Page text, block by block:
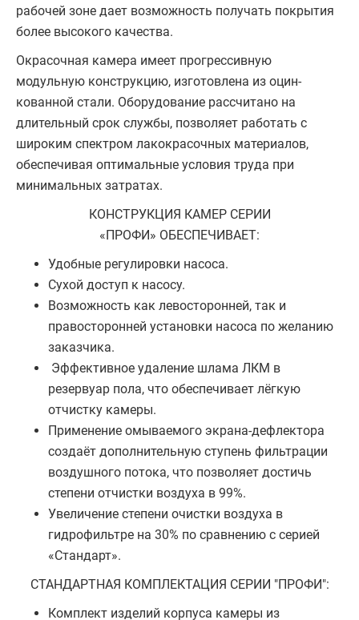
рабочей зоне дает возможность получать по­крытия
более высокого качества.
Окрасочная камера имеет прогрессивную
модульную конструкцию, изготовлена из оцин­
кованной стали. Оборудование рассчитано на
длительный срок службы, позволяет рабо­тать с
широким спектром лакокрасочных материалов,
обеспечивая оптимальные условия труда при
минимальных затратах.
КОНСТРУКЦИЯ КАМЕР СЕРИИ
«ПРОФИ» ОБЕСПЕЧИВАЕТ:
Удобные регулировки насоса.
Сухой доступ к насосу.
Возможность как левосторонней, так и
правосторонней установки насоса по желанию
заказчика.
Эффективное удаление шлама ЛКМ в
резервуар пола, что обеспечивает лёгкую
отчистку камеры.
Применение омываемого экрана-дефлектора
создаёт дополнительную ступень фильтрации
воздушного потока, что позволяет достичь
степени отчистки воздуха в 99%.
Увеличение степени очистки воздуха в
гидрофильтре на 30% по сравнению с серией
«Стандарт».
СТАНДАРТНАЯ КОМПЛЕКТАЦИЯ СЕРИИ "ПРОФИ":
Комплект изделий корпуса камеры из